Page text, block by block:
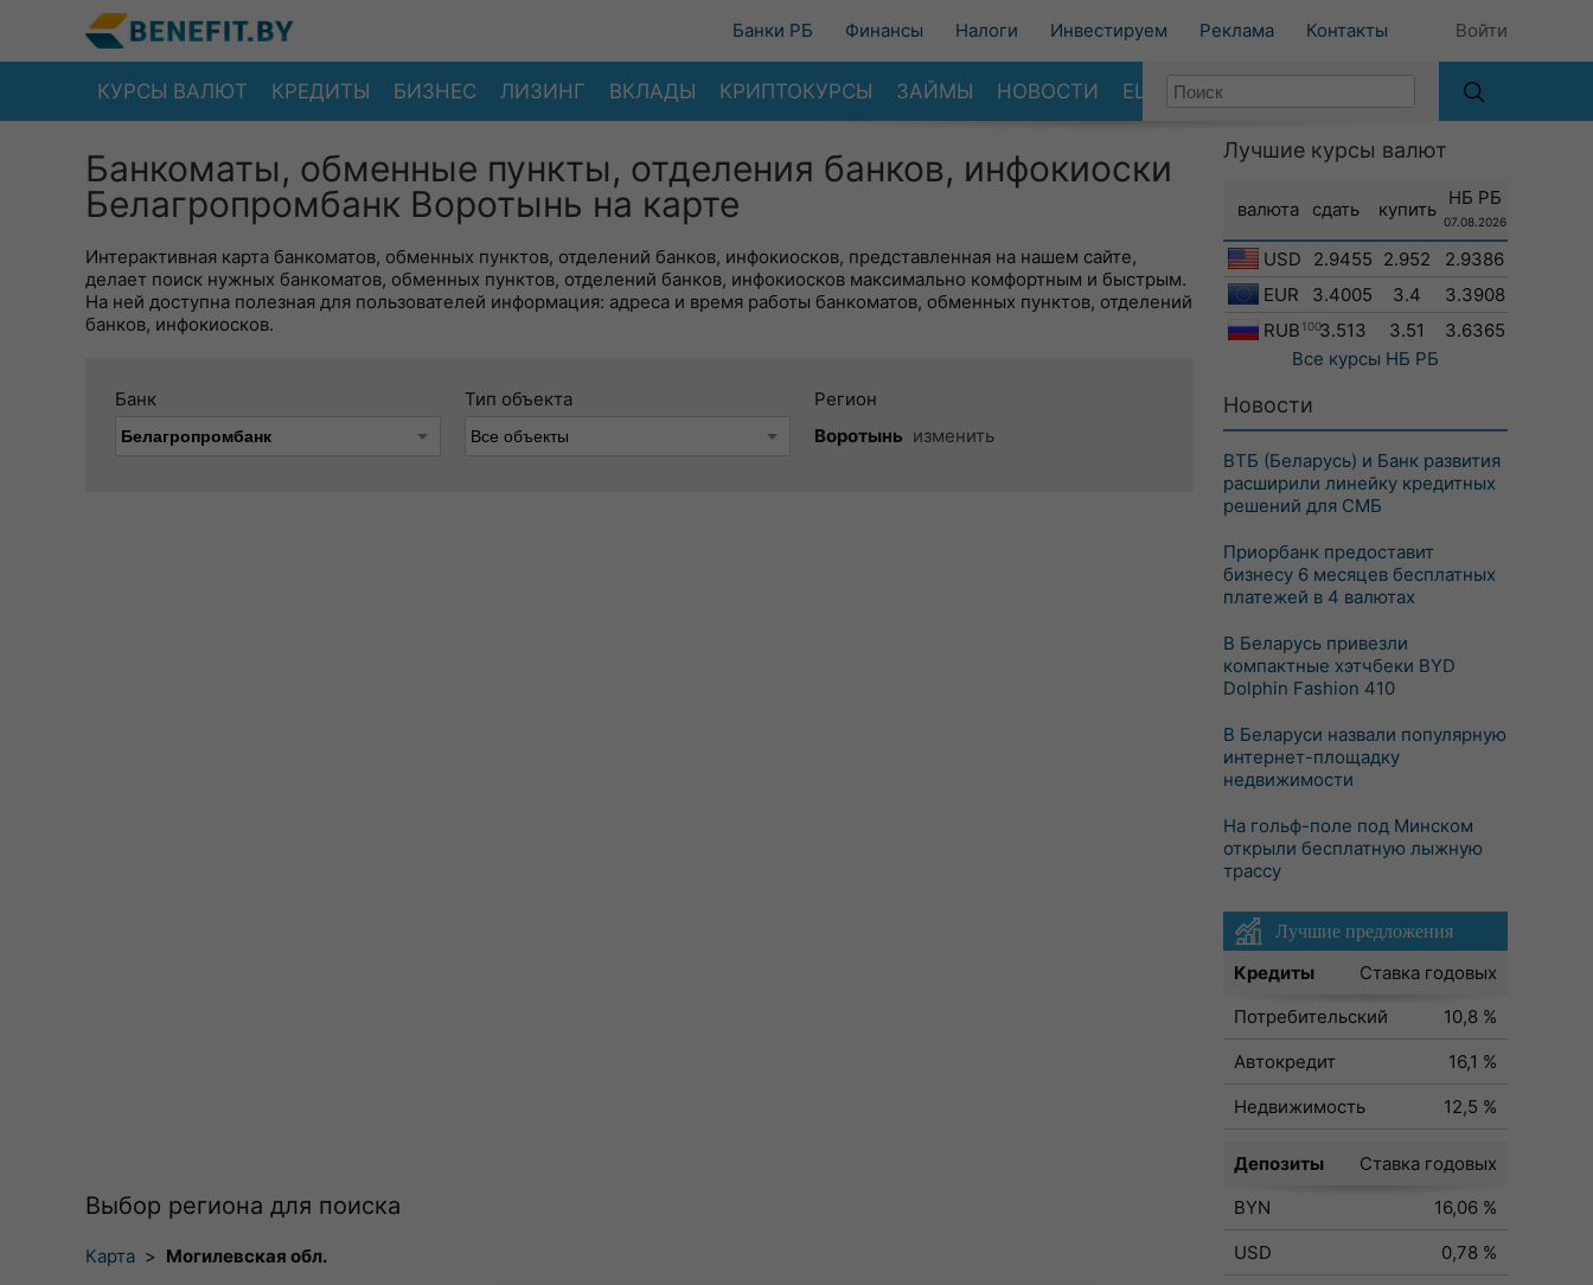
Банки РБ Финансы Налоги Инвестируем Реклама Контакты Войти
КУРСЫ ВАЛЮТ КРЕДИТЫ БИЗНЕС ЛИЗИНГ ВКЛАДЫ КРИПТОКУРСЫ ЗАЙМЫ НОВОСТИ ЕЩЕ
Банкоматы, обменные пункты, отделения банков, инфокиоски
Белагропромбанк Воротынь на карте
Интерактивная карта банкоматов, обменных пунктов, отделений банков, инфокиосков, представленная на нашем сайте,
делает поиск нужных банкоматов, обменных пунктов, отделений банков, инфокиосков максимально комфортным и быстрым.
На ней доступна полезная для пользователей информация: адреса и время работы банкоматов, обменных пунктов, отделений
банков, инфокиосков.
Банк Тип объекта
Регион
Воротынь изменить
Выбор региона для поиска
Карта > Могилевская обл.
Лучшие курсы валют
валюта сдать купить
НБ РБ
07.08.2026
USD 2.9455 2.952
2.9386
EUR
3.4005 3.4
3.3908
RUB 1003.513 3.51
3.6365
Все курсы НБ РБ
Новости
ВТБ (Беларусь) и Банк развития
расширили линейку кредитных
решений для СМБ
Приорбанк предоставит
бизнесу 6 месяцев бесплатных
платежей в 4 валютах
В Беларусь привезли
компактные хэтчбеки BYD
Dolphin Fashion 410
В Беларуси назвали популярную
интернет-площадку
недвижимости
На гольф-поле под Минском
открыли бесплатную лыжную
трассу
Лучшие предложения
Кредиты
Ставка годовых
Потребительский
10,8 %
Автокредит
16,1 %
Недвижимость
12,5 %
Депозиты
Ставка годовых
BYN
16,06 %
USD
0,78 %